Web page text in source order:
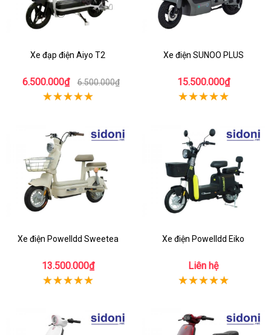
Xe đạp điện Aiyo T2
6.500.000₫ 6.500.000₫
Xe điện SUNOO PLUS
15.500.000₫
Xe điện Powelldd Sweetea
13.500.000₫
Xe điện Powelldd Eiko
Liên hệ